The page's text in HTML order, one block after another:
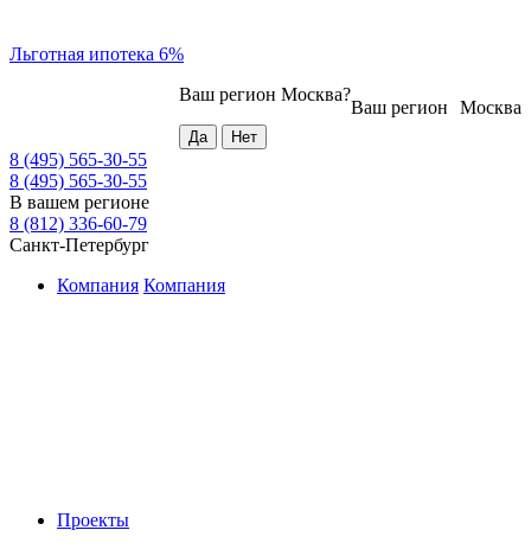
Льготная ипотека 6%
Москва
Ваш регион
Ваш регион Москва?
8 (495) 565-30-55
8 (495) 565-30-55
В вашем регионе
8 (812) 336-60-79
Санкт-Петербург
Компания Компания
Проекты